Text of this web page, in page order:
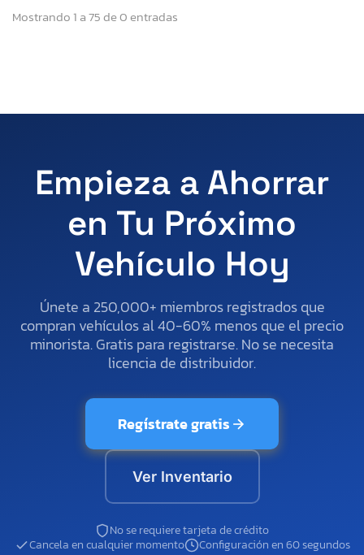
Mostrando 1 a 75 de 0 entradas
Empieza a Ahorrar
en Tu Próximo
Vehículo Hoy
Únete a 250,000+ miembros registrados que
compran vehículos al 40-60% menos que el precio
minorista. Gratis para registrarse. No se necesita
licencia de distribuidor.
Regístrate gratis
Ver Inventario
No se requiere tarjeta de crédito
Cancela en cualquier momento
Configuración en 60 segundos